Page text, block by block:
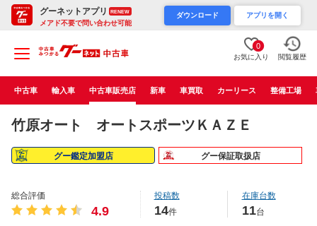
グーネットアプリ RENEW
メアド不要で問い合わせ可能
ダウンロード アプリを開く
0
お気に入り 閲覧履歴
中古車 輸入車 中古車販売店 新車 車買取 カーリース 整備工場
竹原オート オートスポーツＫＡＺＥ
グー鑑定加盟店 グー保証取扱店
総合評価
4.9
投稿数
14件
在庫台数
11台